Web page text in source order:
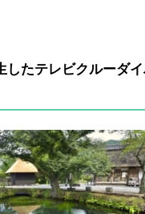
したテレビクルーダ